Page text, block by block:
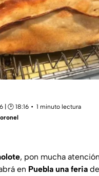
| 🕑 18:16
1 minuto lectura
, pon mucha
en Puebla una feria